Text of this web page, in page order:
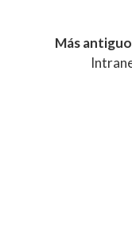
Más antiguo